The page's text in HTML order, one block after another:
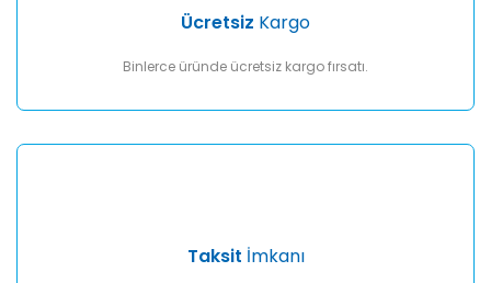
Ücretsiz Kargo
Binlerce üründe ücretsiz kargo fırsatı.
Taksit İmkanı